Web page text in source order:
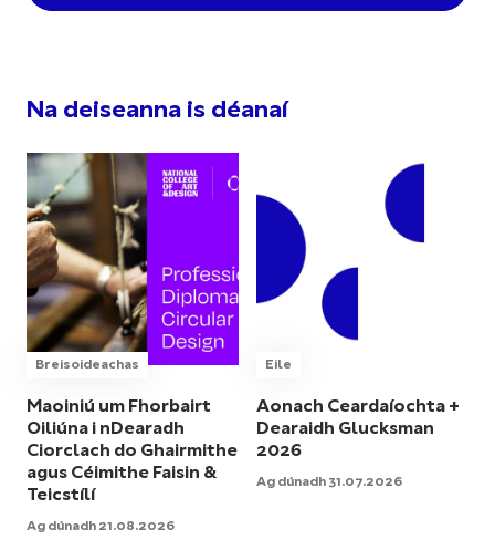
Na deiseanna is déanaí
Breisoideachas
Maoiniú um Fhorbairt
Oiliúna i nDearadh
Ciorclach do Ghairmithe
agus Céimithe Faisin &
Teicstílí
Ag dúnadh 21.08.2026
Eile
Aonach Ceardaíochta +
Dearaidh Glucksman
2026
Ag dúnadh 31.07.2026